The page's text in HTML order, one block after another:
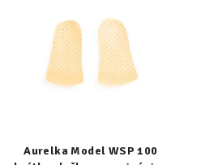
Aurelka Model WSP 100